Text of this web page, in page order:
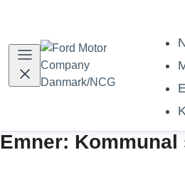
Emner: Kommunal